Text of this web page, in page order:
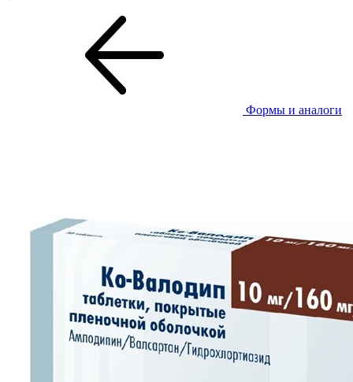
Формы и аналоги